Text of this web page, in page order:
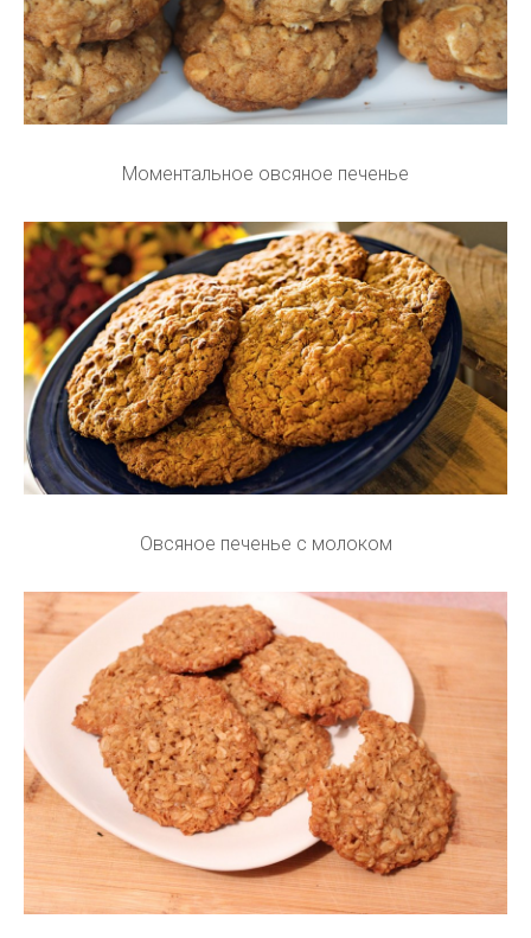
Моментальное овсяное печенье
Овсяное печенье с молоком